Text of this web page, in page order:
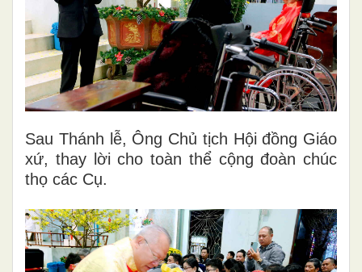
Sau Thánh lễ, Ông Chủ tịch Hội đồng Giáo
xứ, thay lời cho toàn thể cộng đoàn chúc
thọ các Cụ.